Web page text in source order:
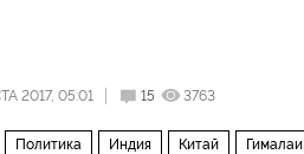
2017, 05:01 15 3763
Политика Индия Китай Гималаи